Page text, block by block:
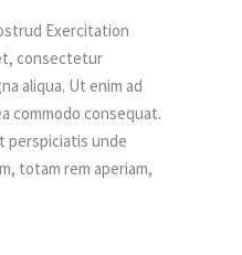
Exercitation
consectetur
aliqua. Ut enim ad
commodo consequat.
perspiciatis unde
totam rem aperiam,